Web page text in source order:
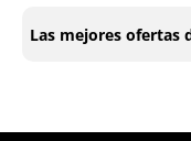
Las mejores ofertas